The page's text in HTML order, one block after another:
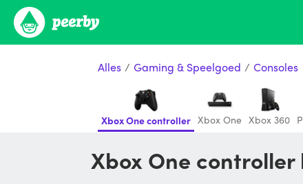
Alles / Gaming & Speelgoed / Consoles
Xbox One controller Xbox One Xbox 360
Xbox One